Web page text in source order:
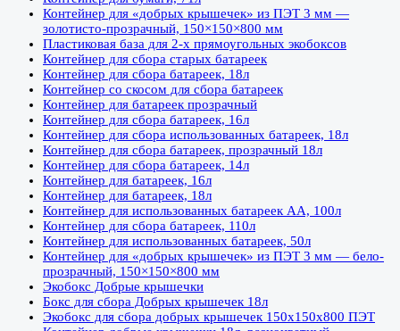
Контейнер для «добрых крышечек» из ПЭТ 3 мм —
золотисто-прозрачный, 150×150×800 мм
Пластиковая база для 2-х прямоугольных экобоксов
Контейнер для сбора старых батареек
Контейнер для сбора батареек, 18л
Контейнер со скосом для сбора батареек
Контейнер для батареек прозрачный
Контейнер для сбора батареек, 16л
Контейнер для сбора использованных батареек, 18л
Контейнер для сбора батареек, прозрачный 18л
Контейнер для сбора батареек, 14л
Контейнер для батареек, 16л
Контейнер для батареек, 18л
Контейнер для использованных батареек АА, 100л
Контейнер для сбора батареек, 110л
Контейнер для использованных батареек, 50л
Контейнер для «добрых крышечек» из ПЭТ 3 мм — бело-
прозрачный, 150×150×800 мм
Экобокс Добрые крышечки
Бокс для сбора Добрых крышечек 18л
Экобокс для сбора добрых крышечек 150х150х800 ПЭТ